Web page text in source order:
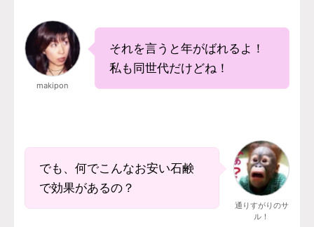
makipon
それを言うと年がばれるよ！
私も同世代だけどね！
でも、何でこんなお安い石鹸
で効果があるの？
通りすがりのサ
ル！